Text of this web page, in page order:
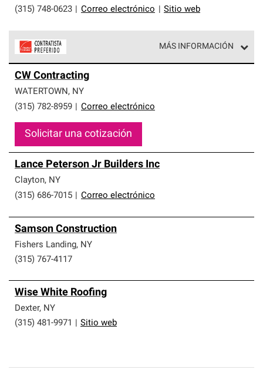
(315) 748-0623 Correo electrónico Sitio web
MÁS INFORMACIÓN
parte de una red exclusiva de profesionales de techos
que cumplen con altos estándares y requisitos estrictos
de profesionalismo y confiabilidad.
CW Contracting
WATERTOWN, NY
(315) 782-8959
Correo electrónico
Solicitar una cotización
Lance Peterson Jr Builders Inc
Clayton, NY
(315) 686-7015
Correo electrónico
Samson Construction
Fishers Landing, NY
(315) 767-4117
Wise White Roofing
Dexter, NY
(315) 481-9971
Sitio web